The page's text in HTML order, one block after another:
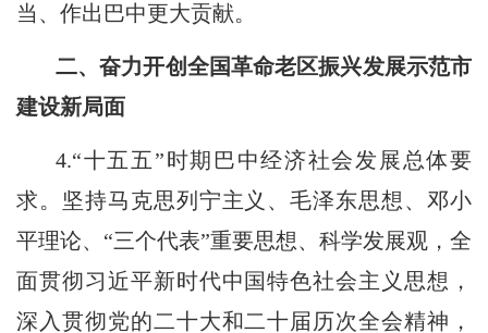
当、作出巴中更大贡献。
二、奋力开创全国革命老区振兴发展示范市
建设新局面
4.“十五五”时期巴中经济社会发展总体要
求。坚持马克思列宁主义、毛泽东思想、邓小
平理论、“三个代表”重要思想、科学发展观，全
面贯彻习近平新时代中国特色社会主义思想，
深入贯彻党的二十大和二十届历次全会精神，